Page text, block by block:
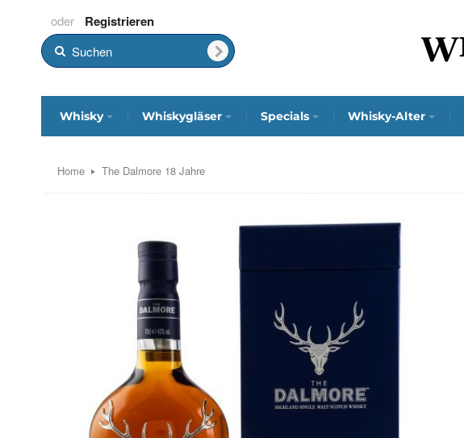
Registrieren
Whisky Whiskygläser Specials Whisky-Alter
Home The Dalmore 18 Jahre